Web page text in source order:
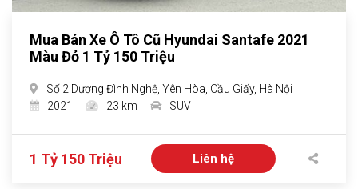
Mua Bán Xe Ô Tô Cũ Hyundai Santafe 2021
Màu Đỏ 1 Tỷ 150 Triệu
Số 2 Dương Đình Nghệ, Yên Hòa, Cầu Giấy, Hà Nội
2021
23 km SUV
1 Tỷ 150 Triệu Liên hệ